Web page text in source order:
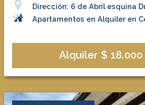
Dirección: 6 de Abril esquina
Apartamentos en Alquiler en
Alquiler $ 18.000